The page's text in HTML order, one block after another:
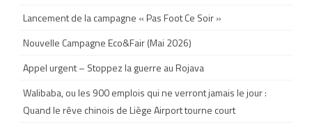
Lancement de la campagne « Pas Foot Ce Soir »
Nouvelle Campagne Eco&Fair (Mai 2026)
Appel urgent – Stoppez la guerre au Rojava
Walibaba, ou les 900 emplois qui ne verront jamais le jour :
Quand le rêve chinois de Liège Airport tourne court